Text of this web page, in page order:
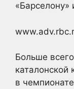
«Барселону»
Больше
в